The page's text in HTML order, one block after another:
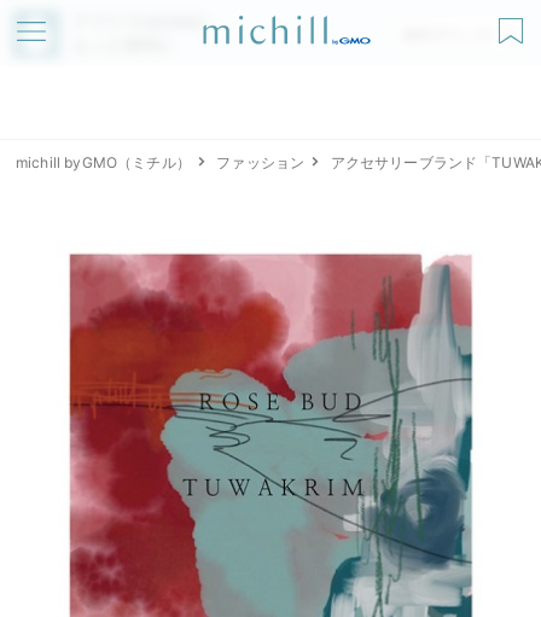
アプリでmichillが
無料ダウンロード
michill byGMO（ミチル） ファッション アクセサリーブランド「